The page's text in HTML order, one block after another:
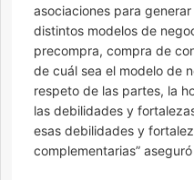
asociaciones para
distintos modelos de
precompra, compra de
de cuál sea el modelo de
respeto de las partes, la
las debilidades y
esas debilidades y
complementarias”